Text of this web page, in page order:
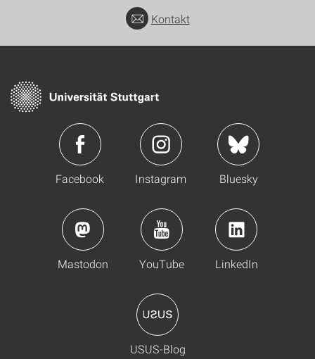
Kontakt
Facebook Instagram Bluesky
Mastodon YouTube LinkedIn
USUS-Blog